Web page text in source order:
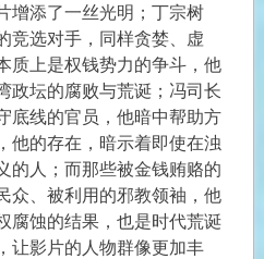
增添了一丝光明；丁宗树
竞选对手，同样贪婪、虚
质上是权钱势力的争斗，他
政坛的腐败与荒诞；冯司长
底线的官员，他暗中帮助方
他的存在，暗示着即使在浊
的人；而那些被金钱贿赂的
众、被利用的邪教领袖，他
腐蚀的结果，也是时代荒诞
让影片的人物群像更加丰